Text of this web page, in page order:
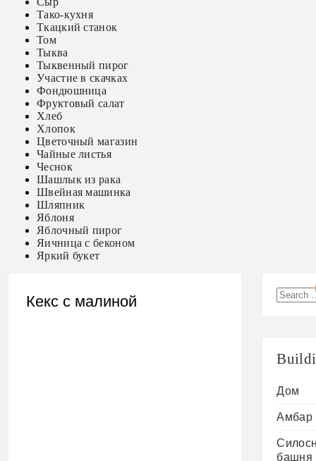
Тако-кухня
Ткацкий станок
Том
Тыква
Тыквенный пирог
Участие в скачках
Фондюшница
Фруктовый салат
Хлеб
Хлопок
Цветочный магазин
Чайные листья
Чеснок
Шашлык из рака
Швейная машинка
Шляпник
Яблоня
Яблочный пирог
Яичница с беконом
Яркий букет
Кекс с малиной
Дом
Амбар
башня